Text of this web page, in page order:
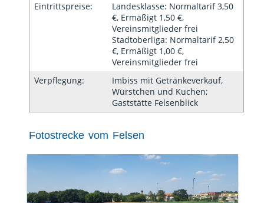
Eintrittspreise:
Landesklasse: Normaltarif 3,50
€, Ermäßigt 1,50 €,
Vereinsmitglieder frei
Stadtoberliga: Normaltarif 2,50
€, Ermäßigt 1,00 €,
Vereinsmitglieder frei
Verpflegung:
Imbiss mit Getränkeverkauf,
Würstchen und Kuchen;
Gaststätte Felsenblick
Fotostrecke vom Felsen